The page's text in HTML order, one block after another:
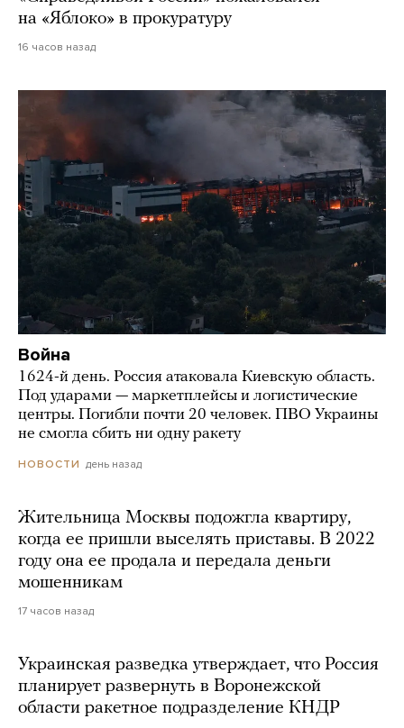
на «Яблоко» в прокуратуру
16 часов назад
Война
1624-й день. Россия атаковала Киевскую область.
Под ударами — маркетплейсы и логистические
центры. Погибли почти 20 человек. ПВО Украины
не смогла сбить ни одну ракету
НОВОСТИ день назад
Жительница Москвы подожгла квартиру,
когда ее пришли выселять приставы. В 2022
году она ее продала и передала деньги
мошенникам
17 часов назад
Украинская разведка утверждает, что Россия
планирует развернуть в Воронежской
области ракетное подразделение КНДР